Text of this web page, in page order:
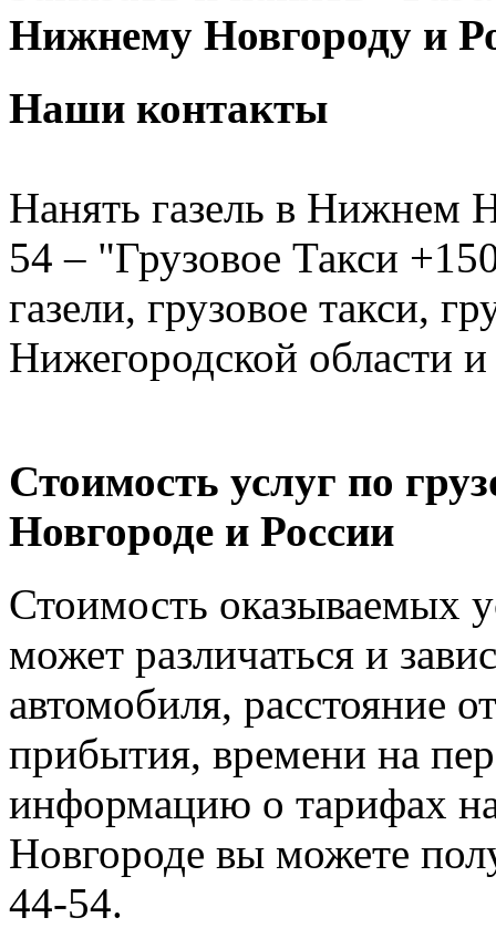
Нижнему Новгороду и
Наши контакты
Нанять газель в Нижнем
54 – "Грузовое Такси
газели, грузовое такси,
Нижегородской области
Стоимость услуг по
Новгороде и России
Стоимость оказываемых
может различаться и
автомобиля, расстояние
прибытия, времени на
информацию о тарифах
Новгороде вы можете
44-54.